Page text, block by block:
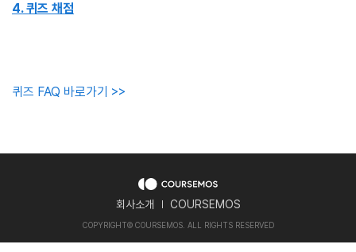
4. 퀴즈 채점
퀴즈 FAQ 바로가기 >>
회사소개 COURSEMOS
COPYRIGHT©COURSEMOS. ALL RIGHTS RESERVED